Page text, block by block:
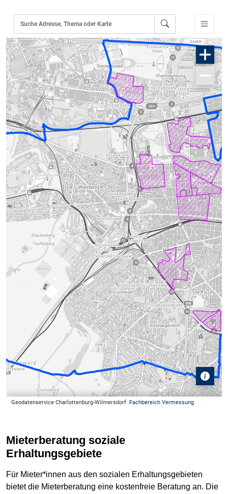
Mieterberatung soziale
Erhaltungsgebiete
Für Mieter*innen aus den sozialen Erhaltungsgebieten
bietet die Mieterberatung eine kostenfreie Beratung an. Die